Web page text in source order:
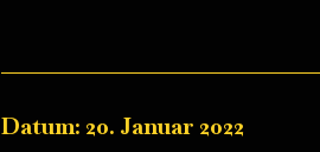
Datum: 20. Januar 2022